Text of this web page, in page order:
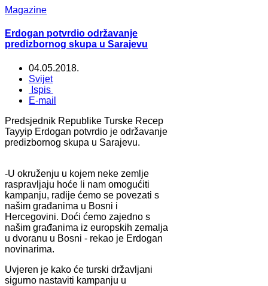
Magazine
Erdogan potvrdio održavanje
predizbornog skupa u Sarajevu
04.05.2018.
Svijet
Ispis
E-mail
Predsjednik Republike Turske Recep
Tayyip Erdogan potvrdio je održavanje
predizbornog skupa u Sarajevu.
-U okruženju u kojem neke zemlje
raspravljaju hoće li nam omogućiti
kampanju, radije ćemo se povezati s
našim građanima u Bosni i
Hercegovini. Doći ćemo zajedno s
našim građanima iz europskih zemalja
u dvoranu u Bosni - rekao je Erdogan
novinarima.
Uvjeren je kako će turski državljani
sigurno nastaviti kampanju u